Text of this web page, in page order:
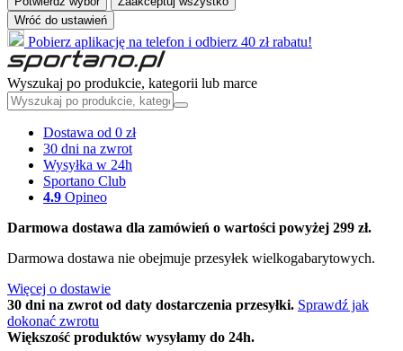
Wróć do ustawień
Pobierz aplikację na telefon i odbierz 40 zł rabatu!
Wyszukaj po produkcie, kategorii lub marce
Dostawa od 0 zł
30 dni na zwrot
Wysyłka w 24h
Sportano Club
4.9 Opineo
Darmowa dostawa dla zamówień o wartości powyżej 299 zł.
Darmowa dostawa nie obejmuje przesyłek wielkogabarytowych.
Więcej o dostawie
30 dni na zwrot od daty dostarczenia przesyłki. Sprawdź jak
dokonać zwrotu
Większość produktów wysyłamy do 24h.